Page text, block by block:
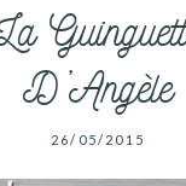
D’Angèle
26/05/2015